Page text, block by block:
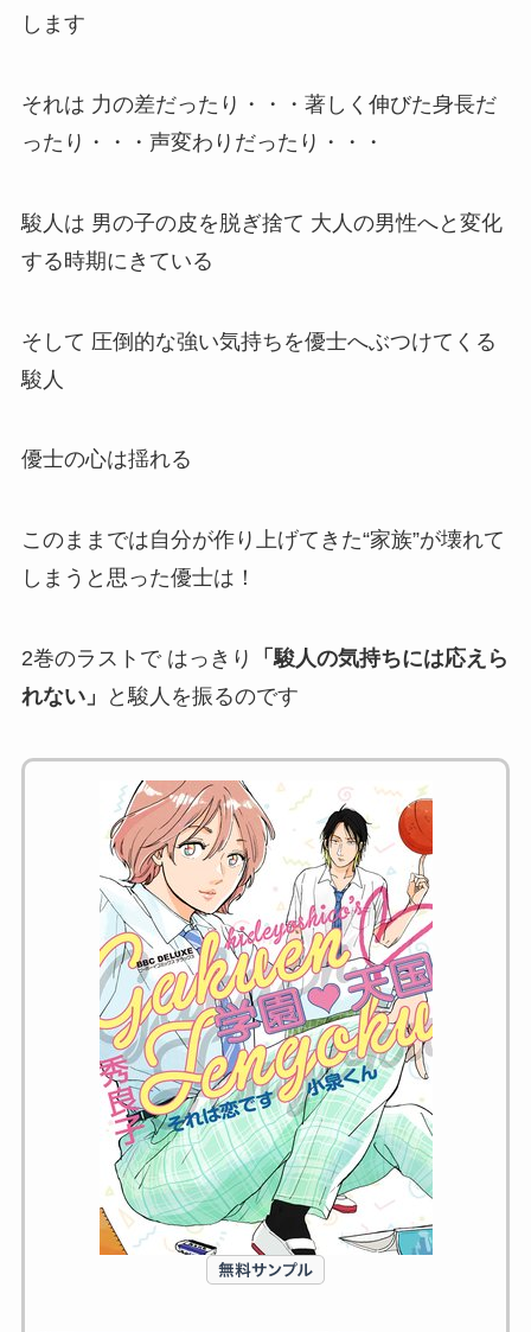
します
それは 力の差だったり・・・著しく伸びた身長だ
ったり・・・声変わりだったり・・・
駿人は 男の子の皮を脱ぎ捨て 大人の男性へと変化
する時期にきている
そして 圧倒的な強い気持ちを優士へぶつけてくる
駿人
優士の心は揺れる
このままでは自分が作り上げてきた“家族”が壊れて
しまうと思った優士は！
2巻のラストで はっきり
「駿人の気持ちには応えら
れない」
と駿人を振るのです